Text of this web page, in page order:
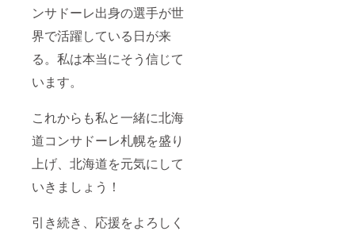
ンサドーレ出身の選手が世
界で活躍している日が来
る。私は本当にそう信じて
います。
これからも私と一緒に北海
道コンサドーレ札幌を盛り
上げ、北海道を元気にして
いきましょう！
引き続き、応援をよろしく